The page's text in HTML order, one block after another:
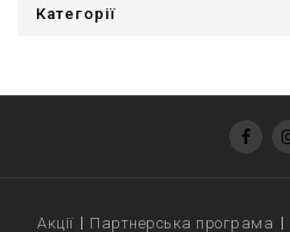
Категорії
Акції Партнерська програма